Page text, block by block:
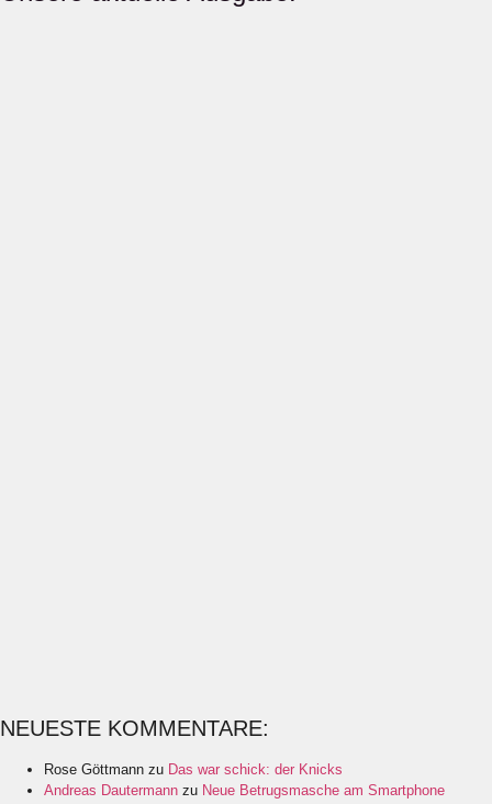
NEUESTE KOMMENTARE:
Rose Göttmann zu Das war schick: der Knicks
Andreas Dautermann zu Neue Betrugsmasche am Smartphone